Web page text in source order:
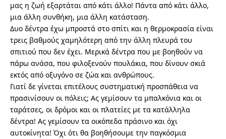
μας η ζωή εξαρτάται από κάτι άλλο! Πάντα από κάτι άλλο,
μια άλλη συνθήκη, μια άλλη κατάσταση.
Δυο δέντρα έχω μπροστά στο σπίτι και η θερμοκρασία είναι
τρεις βαθμούς χαμηλότερη από την άλλη πλευρά του
σπιτιού που δεν έχει. Μερικά δέντρα που με βοηθούν να
πάρω ανάσα, που φιλοξενούν πουλάκια, που δίνουν σκιά
εκτός από οξυγόνο σε ζώα και ανθρώπους.
Γιατί δε γίνεται επιτέλους συστηματική προσπάθεια να
πρασινίσουν οι πόλεις; Ας γεμίσουν τα μπαλκόνια και οι
ταράτσες, οι δρόμοι και οι πλατείες με τα κατάλληλα
δέντρα! Ας γεμίσουν τα οικόπεδα πράσινο και όχι
αυτοκίνητα! Όχι ότι θα βοηθήσουμε την παγκόσμια